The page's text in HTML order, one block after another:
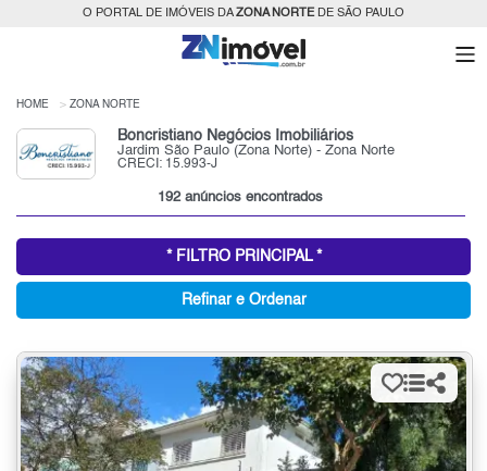
O PORTAL DE IMÓVEIS DAZONA NORTEDE SÃO PAULO
HOME ZONA NORTE
Boncristiano Negócios Imobiliários
Jardim São Paulo (Zona Norte) - Zona Norte
CRECI: 15.993-J
192 anúncios encontrados
* FILTRO PRINCIPAL *
Refinar e Ordenar